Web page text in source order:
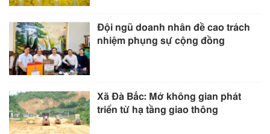
Đội ngũ doanh nhân đề cao trách
nhiệm phụng sự cộng đồng
Xã Đà Bắc: Mở không gian phát
triển từ hạ tầng giao thông